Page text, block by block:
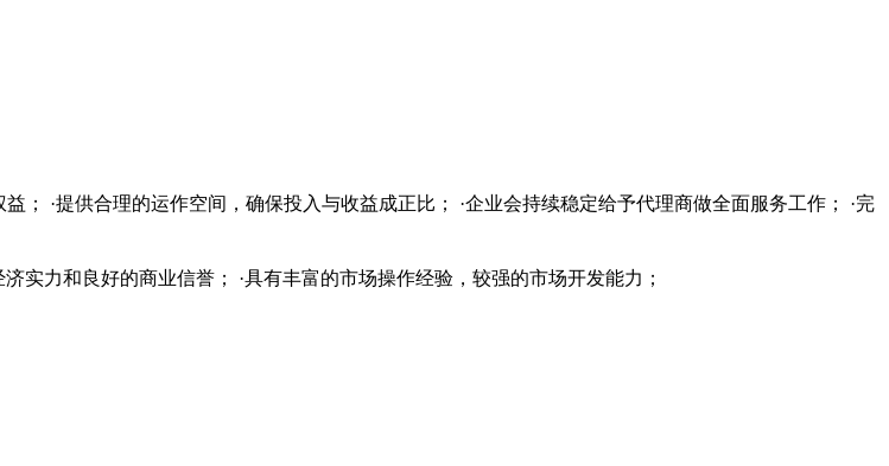
； ·提供合理的运作空间，确保投入与收益成正比； ·企业会持续稳定给予代理商做全面服务工作； ·完
实力和良好的商业信誉； ·具有丰富的市场操作经验，较强的市场开发能力；